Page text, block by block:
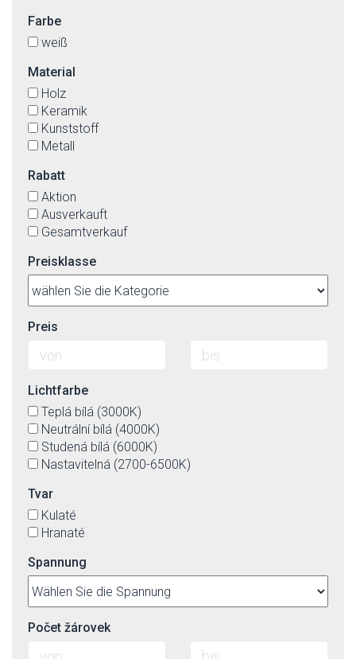
Farbe
weiß
Material
Holz
Keramik
Kunststoff
Metall
Rabatt
Aktion
Ausverkauft
Gesamtverkauf
Preisklasse
Preis
Lichtfarbe
Teplá bílá (3000K)
Neutrální bílá (4000K)
Studená bílá (6000K)
Nastavitelná (2700-6500K)
Tvar
Kulaté
Hranaté
Spannung
Počet žárovek